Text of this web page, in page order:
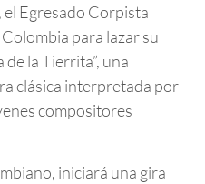
el Egresado Corpista
para lazar su
la Tierrita”, una
clásica interpretada por
compositores
iniciará una gira